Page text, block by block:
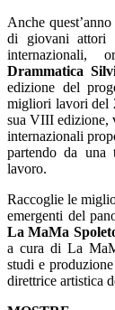
Anche
di giovani attori
internazionali,
Drammatica
edizione del
migliori lavori del
sua VIII edizione,
internazionali
partendo da una
lavoro.
Raccoglie le
emergenti del
La MaMa
a cura di La
studi e
direttrice artistica